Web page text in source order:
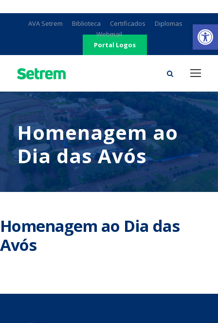
AVA Setrem Biblioteca Certificados
Diplomas
Webmail
Portal Logos
Homenagem ao
Dia das Avós
Homenagem ao Dia das
Avós